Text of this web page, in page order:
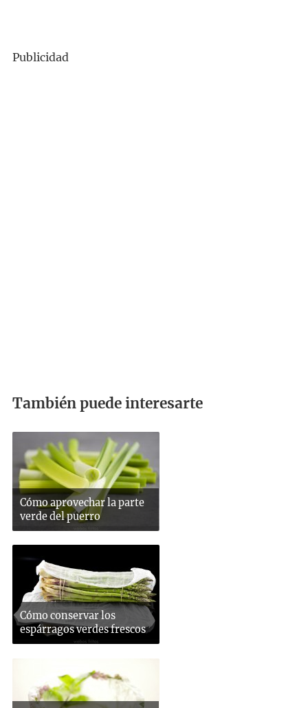
Publicidad
También puede interesarte
Cómo aprovechar la parte
verde del puerro
Cómo conservar los
espárragos verdes frescos